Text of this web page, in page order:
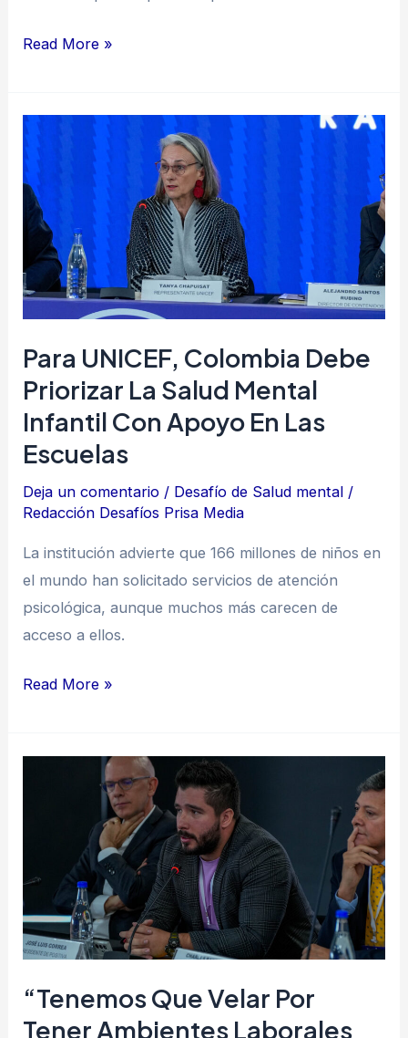
Read More »
Para UNICEF, Colombia Debe
Priorizar La Salud Mental
Infantil Con Apoyo En Las
Escuelas
Deja un comentario / Desafío de Salud mental /
Redacción Desafíos Prisa Media
La institución advierte que 166 millones de niños en
el mundo han solicitado servicios de atención
psicológica, aunque muchos más carecen de
acceso a ellos.
Para
UNICEF,
Colombia
debe
priorizar
la
salud
mental
infantil
apoyo
en
las
escuelas
Read More »
“Tenemos Que Velar Por
Tener Ambientes Laborales
tener
ambientes
laborales
mucho
más